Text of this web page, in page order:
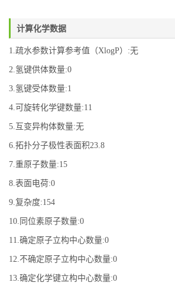
计算化学数据
1.疏水参数计算参考值（XlogP）:无
2.氢键供体数量:0
3.氢键受体数量:1
4.可旋转化学键数量:11
5.互变异构体数量:无
6.拓扑分子极性表面积23.8
7.重原子数量:15
8.表面电荷:0
9.复杂度:154
10.同位素原子数量:0
11.确定原子立构中心数量:0
12.不确定原子立构中心数量:0
13.确定化学键立构中心数量:0